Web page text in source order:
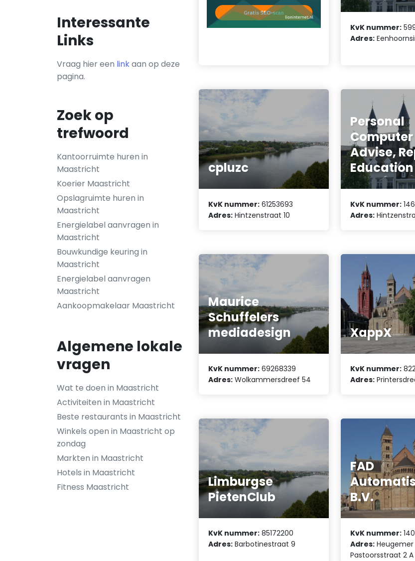
Interessante
Links
Vraag hier een linkaan op deze
pagina.
Zoek op
trefwoord
Kantoorruimte huren in
Maastricht
Koerier Maastricht
Opslagruimte huren in
Maastricht
Energielabel aanvragen in
Maastricht
Bouwkundige keuring in
Maastricht
Energielabel aanvragen
Maastricht
Aankoopmakelaar Maastricht
Algemene lokale
vragen
Wat te doen in Maastricht
Activiteiten in Maastricht
Beste restaurants in Maastricht
Winkels open in Maastricht op
zondag
Markten in Maastricht
Hotels in Maastricht
Fitness Maastricht
KvK nummer:
Adres:
cpluzc
KvK nummer: 61253693
Adres: Hintzenstraat 10
Personal
Computer
Advise,
KvK nummer:
Adres:
Maurice
Schuffelers
mediadesign
KvK nummer: 69268339
Adres: Wolkammersdreef 54
XappX
KvK nummer:
Adres:
Limburgse
PietenClub
KvK nummer: 85172200
Adres: Barbotinestraat 9
FAD
B.V.
KvK nummer:
Adres: Heugemer
Pastoorsstraat 2 A